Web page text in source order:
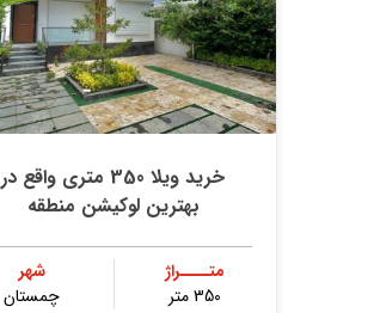
خرید ويلا 350 متری واقع در
بهترين لوكيشن منطقه
متــــراژ
350 متر
شهر
چمستان